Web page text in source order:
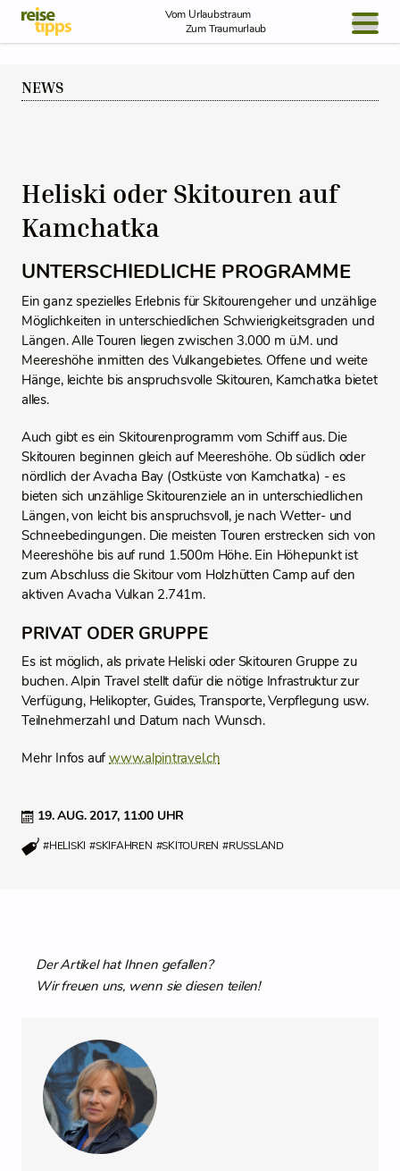
Skip to Content
Vom Urlaubstraum
Zum Traumurlaub
NEWS
19. AUG. 2017, 11:00 UHR
#HELISKI #SKIFAHREN #SKITOUREN #RUSSLAND
Heliski oder Skitouren auf
Kamchatka
UNTERSCHIEDLICHE PROGRAMME
Ein ganz spezielles Erlebnis für Skitourengeher und unzählige
Möglichkeiten in unterschiedlichen Schwierigkeitsgraden und
Längen. Alle Touren liegen zwischen 3.000 m ü.M. und
Meereshöhe inmitten des Vulkangebietes. Offene und weite
Hänge, leichte bis anspruchsvolle Skitouren, Kamchatka bietet
alles.
Auch gibt es ein Skitourenprogramm vom Schiff aus. Die
Skitouren beginnen gleich auf Meereshöhe. Ob südlich oder
nördlich der Avacha Bay (Ostküste von Kamchatka) - es
bieten sich unzählige Skitourenziele an in unterschiedlichen
Längen, von leicht bis anspruchsvoll, je nach Wetter- und
Schneebedingungen. Die meisten Touren erstrecken sich von
Meereshöhe bis auf rund 1.500m Höhe. Ein Höhepunkt ist
zum Abschluss die Skitour vom Holzhütten Camp auf den
aktiven Avacha Vulkan 2.741m.
PRIVAT ODER GRUPPE
Es ist möglich, als private Heliski oder Skitouren Gruppe zu
buchen. Alpin Travel stellt dafür die nötige Infrastruktur zur
Verfügung, Helikopter, Guides, Transporte, Verpflegung usw.
Teilnehmerzahl und Datum nach Wunsch.
Mehr Infos aufwww.alpintravel.ch
Der Artikel hat Ihnen gefallen?
Wir freuen uns, wenn sie diesen teilen!